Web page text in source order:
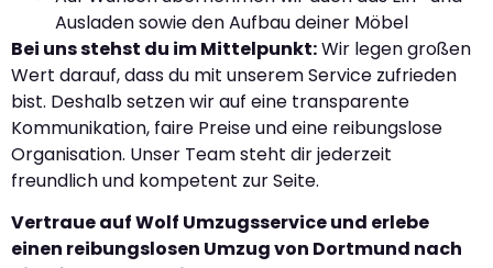
Ausladen sowie den Aufbau deiner Möbel
Bei uns stehst du im Mittelpunkt:Wir legen großen
Wert darauf, dass du mit unserem Service zufrieden
bist. Deshalb setzen wir auf eine transparente
Kommunikation, faire Preise und eine reibungslose
Organisation. Unser Team steht dir jederzeit
freundlich und kompetent zur Seite.
Vertraue auf Wolf Umzugsservice und erlebe
einen reibungslosen Umzug von Dortmund nach